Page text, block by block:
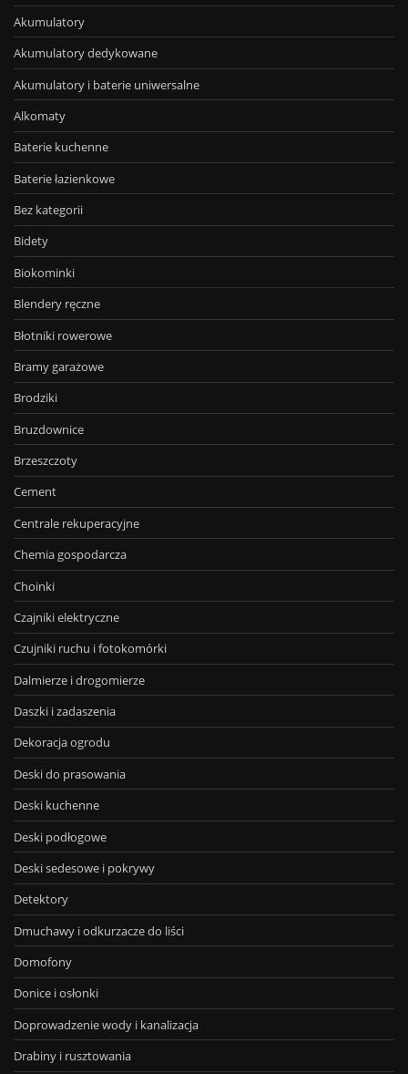
Akumulatory
Akumulatory dedykowane
Akumulatory i baterie uniwersalne
Alkomaty
Baterie kuchenne
Baterie łazienkowe
Bez kategorii
Bidety
Biokominki
Blendery ręczne
Błotniki rowerowe
Bramy garażowe
Brodziki
Bruzdownice
Brzeszczoty
Cement
Centrale rekuperacyjne
Chemia gospodarcza
Choinki
Czajniki elektryczne
Czujniki ruchu i fotokomórki
Dalmierze i drogomierze
Daszki i zadaszenia
Dekoracja ogrodu
Deski do prasowania
Deski kuchenne
Deski podłogowe
Deski sedesowe i pokrywy
Detektory
Dmuchawy i odkurzacze do liści
Domofony
Donice i osłonki
Doprowadzenie wody i kanalizacja
Drabiny i rusztowania